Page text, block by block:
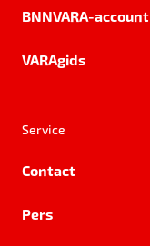
BNNVARA-account
VARAgids
Service
Contact
Pers